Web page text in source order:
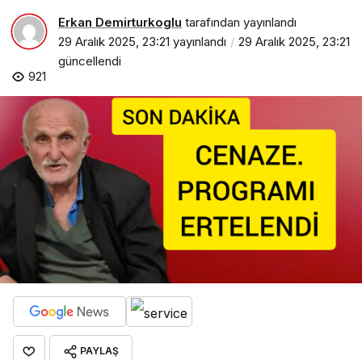
Erkan Demirturkoglu tarafından yayınlandı
29 Aralık 2025, 23:21 yayınlandı
29 Aralık 2025, 23:21
güncellendi
921
PAYLAŞ